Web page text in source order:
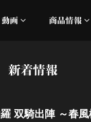
動画
オフィシャルムービー
商品情報
加州清光
新着情報
双騎出陣 ～春